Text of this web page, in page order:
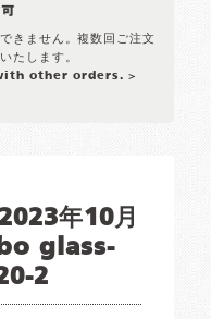
きません。複数回ご注文
たします。
other orders. >
年10月
glass-
2